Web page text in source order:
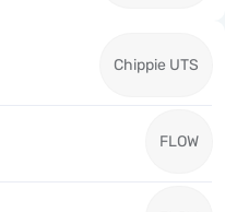
Chippie UTS
FLOW